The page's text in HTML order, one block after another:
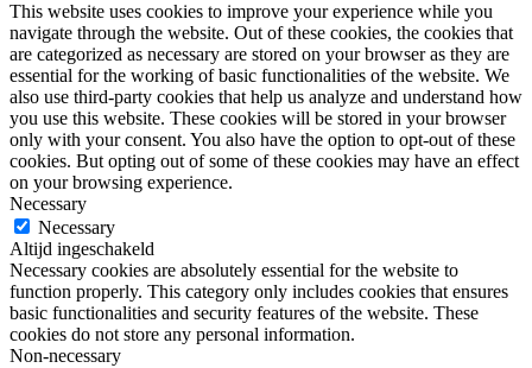
This website uses cookies to improve your experience while you
navigate through the website. Out of these cookies, the cookies that
are categorized as necessary are stored on your browser as they are
essential for the working of basic functionalities of the website. We
also use third-party cookies that help us analyze and understand how
you use this website. These cookies will be stored in your browser
only with your consent. You also have the option to opt-out of these
cookies. But opting out of some of these cookies may have an effect
on your browsing experience.
Necessary
Necessary
Altijd ingeschakeld
Necessary cookies are absolutely essential for the website to
function properly. This category only includes cookies that ensures
basic functionalities and security features of the website. These
cookies do not store any personal information.
Non-necessary